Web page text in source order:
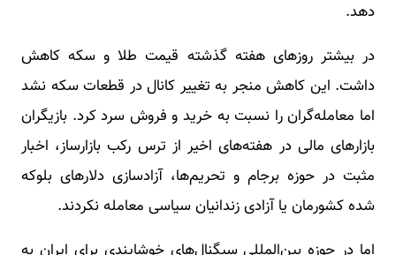
دهد.
در بیشتر روزهای هفته گذشته قیمت طلا و سکه کاهش
داشت. این کاهش منجر به تغییر کانال در قطعات سکه نشد
اما معامله‌گران را نسبت به خرید و فروش سرد کرد. بازیگران
بازارهای مالی در هفته‌های اخیر از ترس رکب بازارساز، اخبار
مثبت در حوزه برجام و تحریم‌ها، آزادسازی دلارهای بلوکه
شده کشورمان یا آزادی زندانیان سیاسی معامله نکردند.